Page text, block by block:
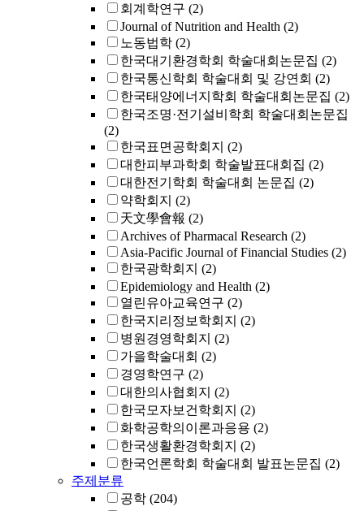
회계학연구 (2)
Journal of Nutrition and Health (2)
노동법학 (2)
한국대기환경학회 학술대회논문집 (2)
한국통신학회 학술대회 및 강연회 (2)
한국태양에너지학회 학술대회논문집 (2)
한국조명·전기설비학회 학술대회논문집
(2)
한국표면공학회지 (2)
대한피부과학회 학술발표대회집 (2)
대한전기학회 학술대회 논문집 (2)
약학회지 (2)
天文學會報 (2)
Archives of Pharmacal Research (2)
Asia-Pacific Journal of Financial Studies (2)
한국광학회지 (2)
Epidemiology and Health (2)
열린유아교육연구 (2)
한국지리정보학회지 (2)
병원경영학회지 (2)
가을학술대회 (2)
경영학연구 (2)
대한의사협회지 (2)
한국모자보건학회지 (2)
화학공학의이론과응용 (2)
한국생활환경학회지 (2)
한국언론학회 학술대회 발표논문집 (2)
주제분류
공학 (204)